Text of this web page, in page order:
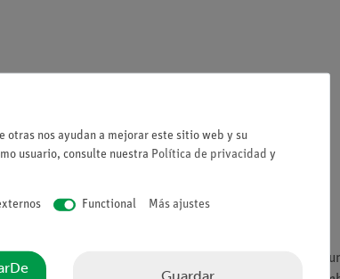
así como las superficies superior e inferior, de
otras nos ayudan a mejorar este sitio web y su
usuario, consulte nuestra Política de privacidad y
Functional Más ajustes
Guardar